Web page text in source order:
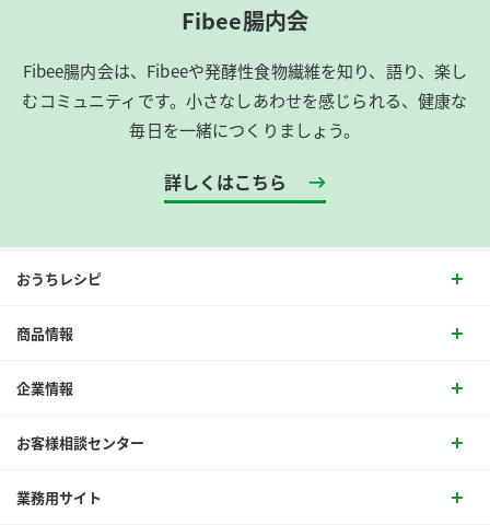
Fibee腸内会
Fibee腸内会は、​Fibeeや発酵性食物繊維を知り、語り、楽し
むコミュニティです。​小さなしあわせを感じられる、健康な
毎日を一緒につくりましょう。
詳しくはこちら
おうちレシピ
商品情報
企業情報
お客様相談センター
業務用サイト